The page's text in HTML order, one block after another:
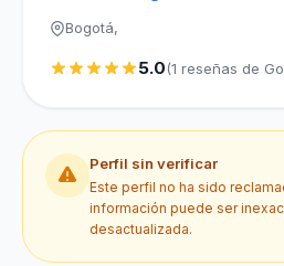
Bogotá,
5.0(1 reseñas de
Perfil sin verificar
Este perfil no ha sido
información puede ser
desactualizada.